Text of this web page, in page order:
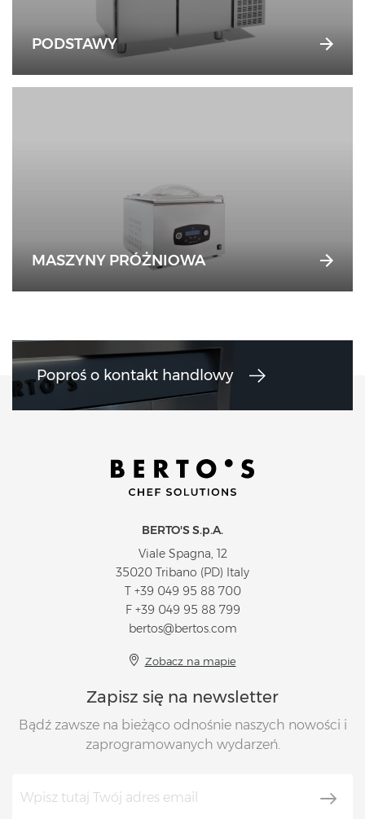
PODSTAWY
MASZYNY PRÓŻNIOWA
Poproś o kontakt handlowy
BERTO'S S.p.A.
Viale Spagna, 12
35020 Tribano (PD) Italy
T +39 049 95 88 700
F +39 049 95 88 799
bertos@bertos.com
Zobacz na mapie
Zapisz się na newsletter
Bądź zawsze na bieżąco odnośnie naszych nowości i
zaprogramowanych wydarzeń.